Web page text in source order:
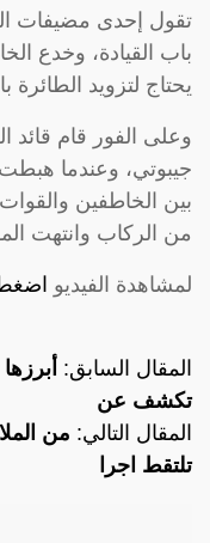
تقول إحدى مضيفات
باب القيادة، وخدع
يحتاج لتزويد
وعلى الفور قام قائد
جيبوتي، وعندما هبطت
بين الخاطفين
من الركاب وانتهت
لمشاهدة الفيديو
المقال السابق:
تكشف عن
المقال التالي: من
تلتقط اجرا